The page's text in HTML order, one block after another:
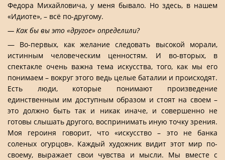
Федора Михайловича, у меня бывало. Но здесь, в нашем
«Идиоте», – всё по-другому.
— Как бы вы это «другое» определили?
— Во-первых, как желание следовать высокой морали,
истинным человеческим ценностям. И во-вторых, в
спектакле очень важна тема искусства, того, как мы его
понимаем – вокруг этого ведь целые баталии и происходят.
Есть люди, которые понимают произведение
единственным им доступным образом и стоят на своем –
это должно быть так и никак иначе, и совершенно не
готовы слышать другого, воспринимать иную точку зрения.
Моя героиня говорит, что «искусство – это не банка
соленых огурцов». Каждый художник видит этот мир по-
своему, выражает свои чувства и мысли. Мы вместе с